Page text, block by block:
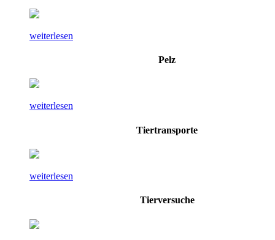
weiterlesen
Pelz
weiterlesen
Tiertransporte
weiterlesen
Tierversuche